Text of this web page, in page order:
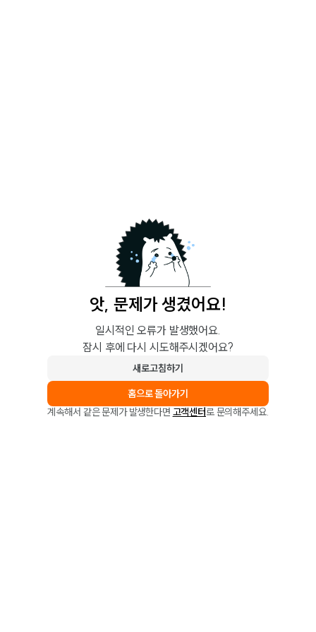
앗, 문제가 생겼어요!
일시적인 오류가 발생했어요.
잠시 후에 다시 시도해주시겠어요?
새로고침하기
홈으로 돌아가기
계속해서 같은 문제가 발생한다면 고객센터로 문의해주세요.